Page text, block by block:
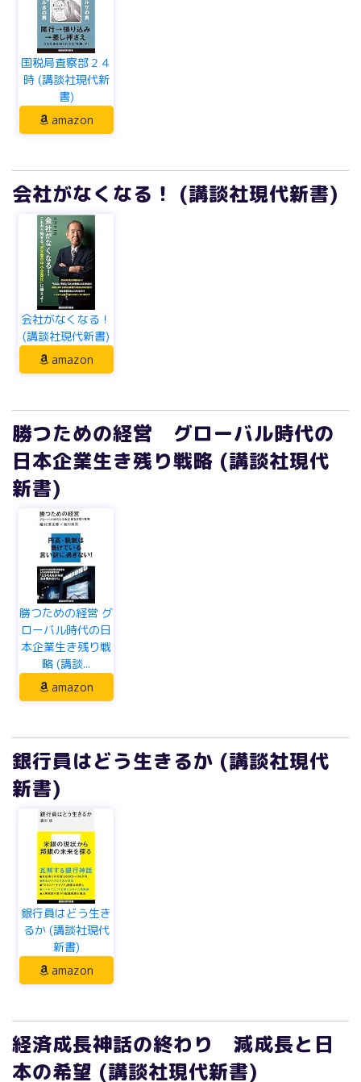
国税局査察部２４
時 (講談社現代新
書)
amazon
会社がなくなる！
(講談社現代新書)
amazon
日本企業生き残り戦略 (講談社現代
新書)
勝つための経営 グ
ローバル時代の日
本企業生き残り戦
略 (講談...
amazon
新書)
銀行員はどう生き
るか (講談社現代
新書)
amazon
本の希望 (講談社現代新書)